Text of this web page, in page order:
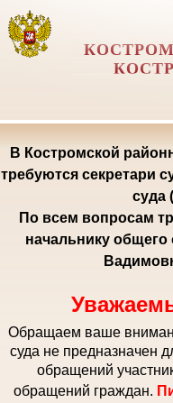
В Костромской
требуются секретари
суда
По всем вопросам
начальнику
Обращаем ваше
суда не предназначен
обращений
обращений граждан.